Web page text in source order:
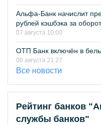
Альфа-Банк начислит
рублей кэшбэка за
07 августа 10:00
ОТП Банк включён в
06 августа 21:27
Все новости
Рейтинг банков
службы банков"